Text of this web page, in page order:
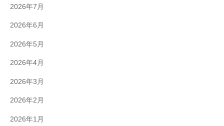
2026年7月
2026年6月
2026年5月
2026年4月
2026年3月
2026年2月
2026年1月